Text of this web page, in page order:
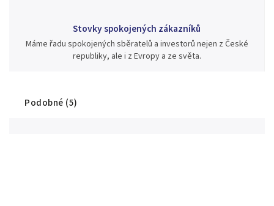
Stovky spokojených zákazníků
Máme řadu spokojených sběratelů a investorů nejen z České
republiky, ale i z Evropy a ze světa.
Podobné (5)